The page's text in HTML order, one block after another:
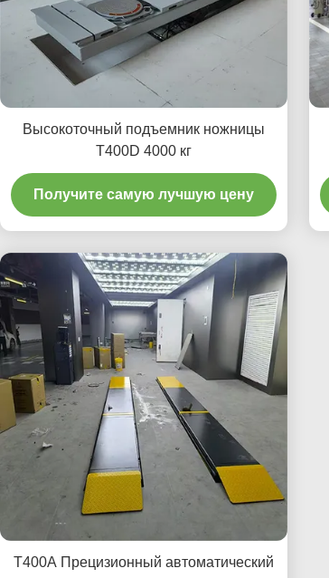
Высокоточный подъемник ножницы
T400D 4000 кг
Получите самую лучшую цену
T400A Прецизионный автоматический